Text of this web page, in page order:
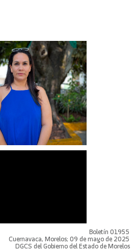
Boletín 01955
Cuernavaca, Morelos; 09 de mayo de 2025
DGCS del Gobierno del Estado de Morelos